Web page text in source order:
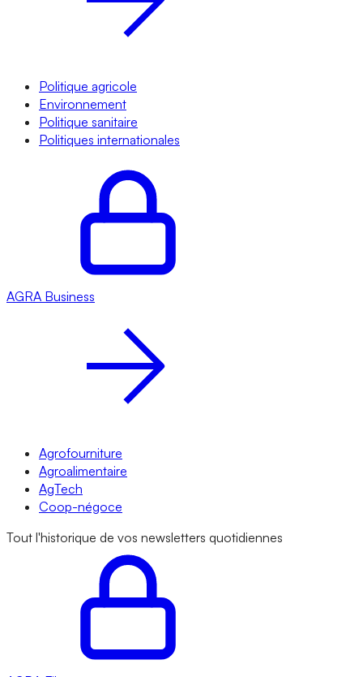
Politique agricole
Environnement
Politique sanitaire
Politiques internationales
AGRA Business
Agrofourniture
Agroalimentaire
AgTech
Coop-négoce
Tout l'historique de vos newsletters quotidiennes